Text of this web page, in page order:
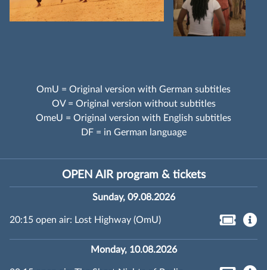
OmU = Original version with German subtitles
OV = Original version without subtitles
OmeU = Original version with English subtitles
DF = in German language
OPEN AIR program & tickets
Sunday, 09.08.2026
20:15 open air: Lost Highway (OmU)
Monday, 10.08.2026